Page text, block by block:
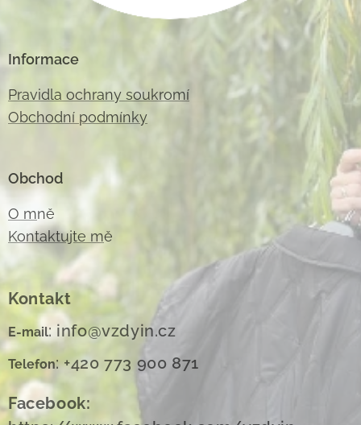
Informace
Pravidla ochrany soukromí
Obchodní podmínky
Obchod
O mně
Kontaktujte mě
Kontakt
E-mail: info@vzdyin.cz
Telefon: +420 773 900 871
Facebook: